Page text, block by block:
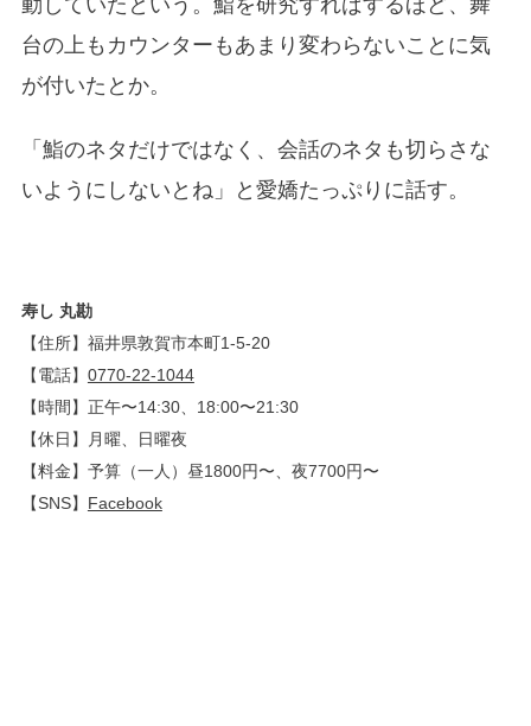
台の上もカウンターもあまり変わらないことに気
が付いたとか。
「鮨のネタだけではなく、会話のネタも切らさな
いようにしないとね」と愛嬌たっぷりに話す。
寿し 丸勘
【住所】福井県敦賀市本町1-5-20
【電話】 0770-22-1044
【時間】正午〜14:30、18:00〜21:30
【休日】月曜、日曜夜
【料金】予算（一人）昼1800円〜、夜7700円〜
【SNS】 Facebook